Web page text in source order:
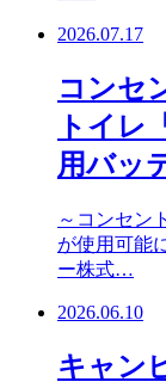
2026.07.17
コンセ
トイレ
用バッ
～コンセン
が使用可能
ー株式…
2026.06.10
キャン